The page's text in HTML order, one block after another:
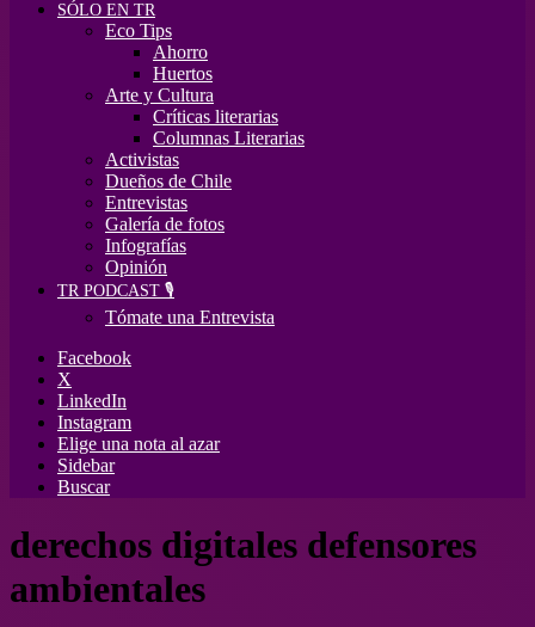
SÓLO EN TR
Eco Tips
Ahorro
Huertos
Arte y Cultura
Críticas literarias
Columnas Literarias
Activistas
Dueños de Chile
Entrevistas
Galería de fotos
Infografías
Opinión
TR PODCAST 🎙️
Tómate una Entrevista
Facebook
X
LinkedIn
Instagram
Elige una nota al azar
Sidebar
Buscar
derechos digitales defensores
ambientales